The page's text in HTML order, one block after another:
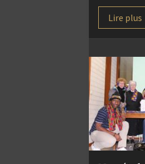
certains
de 6
participé
en étant
chef de
Lire plus